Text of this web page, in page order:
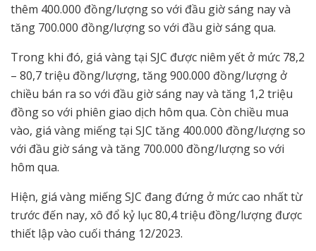
thêm 400.000 đồng/lượng so với đầu giờ sáng nay và
tăng 700.000 đồng/lượng so với đầu giờ sáng qua.
Trong khi đó, giá vàng tại SJC được niêm yết ở mức 78,2
– 80,7 triệu đồng/lượng, tăng 900.000 đồng/lượng ở
chiều bán ra so với đầu giờ sáng nay và tăng 1,2 triệu
đồng so với phiên giao dịch hôm qua. Còn chiều mua
vào, giá vàng miếng tại SJC tăng 400.000 đồng/lượng so
với đầu giờ sáng và tăng 700.000 đồng/lượng so với
hôm qua.
Hiện, giá vàng miếng SJC đang đứng ở mức cao nhất từ
trước đến nay, xô đổ kỷ lục 80,4 triệu đồng/lượng được
thiết lập vào cuối tháng 12/2023.